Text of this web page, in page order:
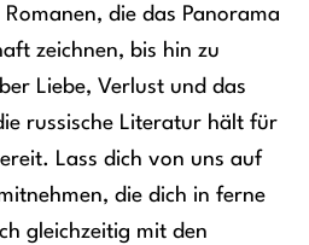
die das Panorama
zeichnen, bis hin zu
Liebe, Verlust und das
russische Literatur hält für
Lass dich von uns auf
die dich in ferne
gleichzeitig mit den